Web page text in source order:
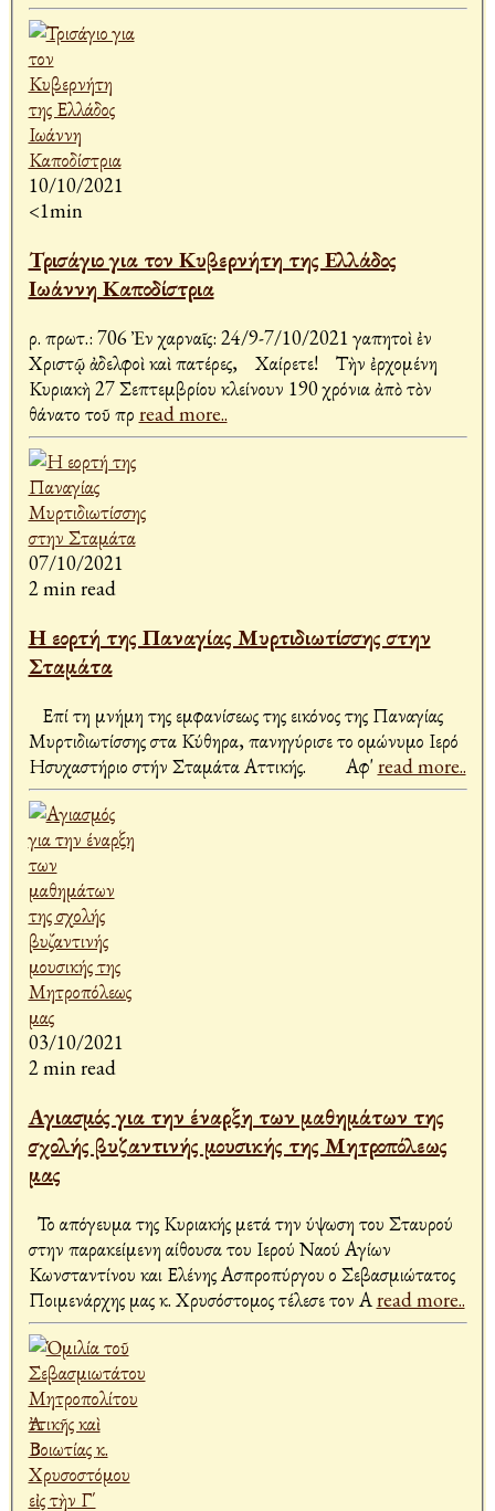
10/10/2021
<1min
Τρισάγιο για τον Κυβερνήτη της Ελλάδος
Ιωάννη Καποδίστρια
Ἀρ. πρωτ.: 706 Ἐν Ἀχαρναῖς: 24/9-7/10/2021 Ἀγαπητοὶ ἐν
Χριστῷ ἀδελφοὶ καὶ πατέρες, Χαίρετε! Τὴν ἐρχομένη
Κυριακὴ 27 Σεπτεμβρίου κλείνουν 190 χρόνια ἀπὸ τὸν
θάνατο τοῦ πρ read more..
07/10/2021
2 min read
Η εορτή της Παναγίας Μυρτιδιωτίσσης στην
Σταμάτα
Επί τη μνήμη της εμφανίσεως της εικόνος της Παναγίας
Μυρτιδιωτίσσης στα Κύθηρα, πανηγύρισε το ομώνυμο Ιερό
Ησυχαστήριο στήν Σταμάτα Αττικής. Αφ' read more..
03/10/2021
2 min read
Αγιασμός για την έναρξη των μαθημάτων της
σχολής βυζαντινής μουσικής της Μητροπόλεως
μας
Το απόγευμα της Κυριακής μετά την ύψωση του Σταυρού
στην παρακείμενη αίθουσα του Ιερού Ναού Αγίων
Κωνσταντίνου και Ελένης Ασπροπύργου ο Σεβασμιώτατος
Ποιμενάρχης μας κ. Χρυσόστομος τέλεσε τον Αread more..